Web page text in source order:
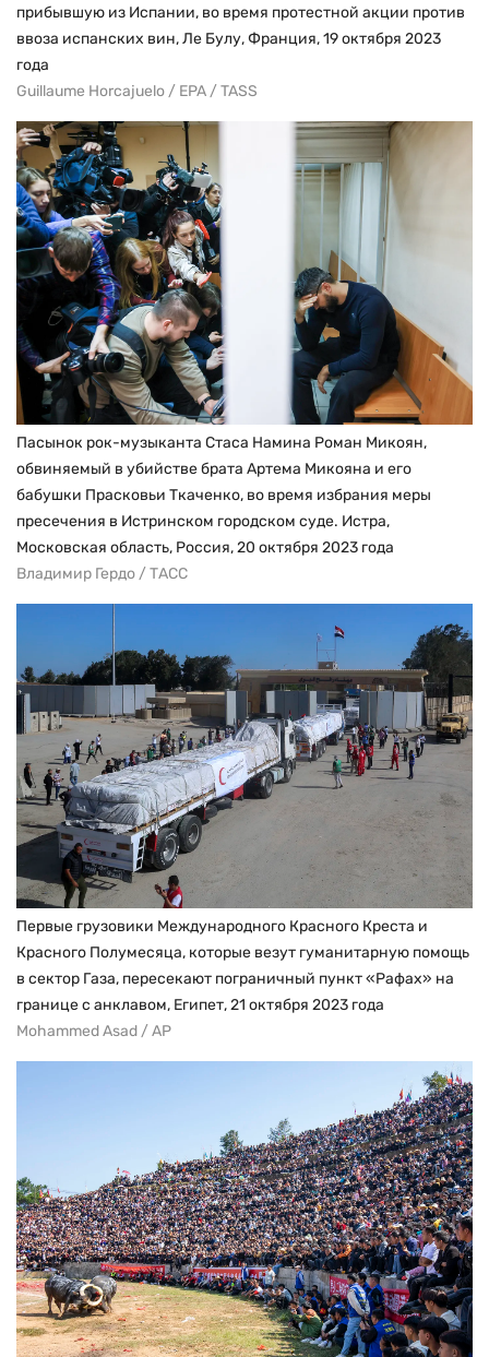
прибывшую из Испании, во время протестной акции против
ввоза испанских вин, Ле Булу, Франция, 19 октября 2023
года
Guillaume Horcajuelo / EPA / TASS
Пасынок рок-музыканта Стаса Намина Роман Микоян,
обвиняемый в убийстве брата Артема Микояна и его
бабушки Прасковьи Ткаченко, во время избрания меры
пресечения в Истринском городском суде. Истра,
Московская область, Россия, 20 октября 2023 года
Владимир Гердо / ТАСС
Первые грузовики Международного Красного Креста и
Красного Полумесяца, которые везут гуманитарную помощь
в сектор Газа, пересекают пограничный пункт «Рафах» на
границе с анклавом, Египет, 21 октября 2023 года
Mohammed Asad / AP